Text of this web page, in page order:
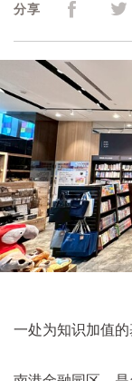
分享
一处为知识加值